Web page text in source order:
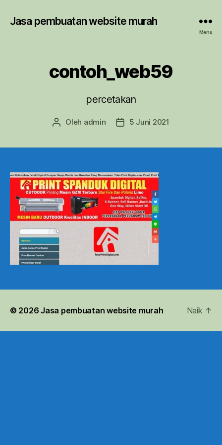
Jasa pembuatan website murah
Menu
contoh_web59
percetakan
Penulis
Oleh admin
Tanggal
5 Juni 2021
© 2026Jasa pembuatan website murah Naik ↑